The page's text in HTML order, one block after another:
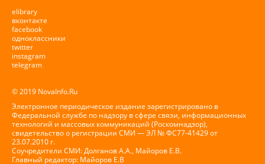
elibrary
вконтакте
facebook
одноклассники
twitter
instagram
telegram
© 2019 NovaInfo.Ru
Электронное периодическое издание зарегистрировано в
Федеральной службе по надзору в сфере связи, информационных
технологий и массовых коммуникаций (Роскомнадзор),
свидетельство о регистрации СМИ — ЭЛ № ФС77-41429 от
23.07.2010 г.
Соучредители СМИ: Долганов А.А., Майоров Е.В.
Главный редактор: Майоров Е.В